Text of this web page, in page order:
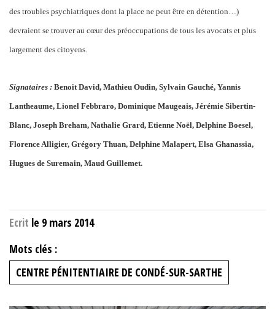
des troubles psychiatriques dont la place ne peut être en détention…)
devraient se trouver au cœur des préoccupations de tous les avocats et plus
largement des citoyens.
Signataires : Benoit David, Mathieu Oudin, Sylvain Gauché, Yannis
Lantheaume, Lionel Febbraro, Dominique Maugeais, Jérémie Sibertin-
Blanc, Joseph Breham, Nathalie Grard, Etienne Noël, Delphine Boesel,
Florence Alligier, Grégory Thuan, Delphine Malapert, Elsa Ghanassia,
Hugues de Suremain, Maud Guillemet.
Ecrit le 9 mars 2014
Mots clés :
CENTRE PÉNITENTIAIRE DE CONDÉ-SUR-SARTHE